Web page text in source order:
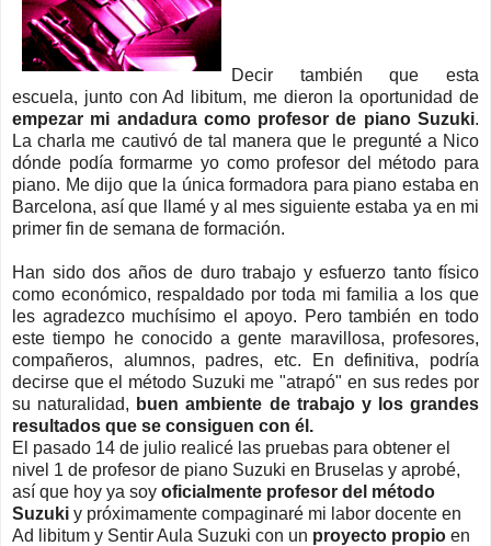
Decir también que esta
escuela, junto con Ad libitum, me dieron la oportunidad de
empezar mi andadura como profesor de piano Suzuki.
La charla me cautivó de tal manera que le pregunté a Nico
dónde podía formarme yo como profesor del método para
piano. Me dijo que la única formadora para piano estaba en
Barcelona, así que llamé y al mes siguiente estaba ya en mi
primer fin de semana de formación.
Han sido dos años de duro trabajo y esfuerzo tanto físico
como económico, respaldado por toda mi familia a los que
les agradezco muchísimo el apoyo. Pero también en todo
este tiempo he conocido a gente maravillosa, profesores,
compañeros, alumnos, padres, etc. En definitiva, podría
decirse que el método Suzuki me "atrapó" en sus redes por
su naturalidad, buen ambiente de trabajo y los grandes
resultados que se consiguen con él.
El pasado 14 de julio realicé las pruebas para obtener el
nivel 1 de profesor de piano Suzuki en Bruselas y aprobé,
así que hoy ya soy oficialmente profesor del método
Suzuki y próximamente compaginaré mi labor docente en
Ad libitum y Sentir Aula Suzuki con un proyecto propio en